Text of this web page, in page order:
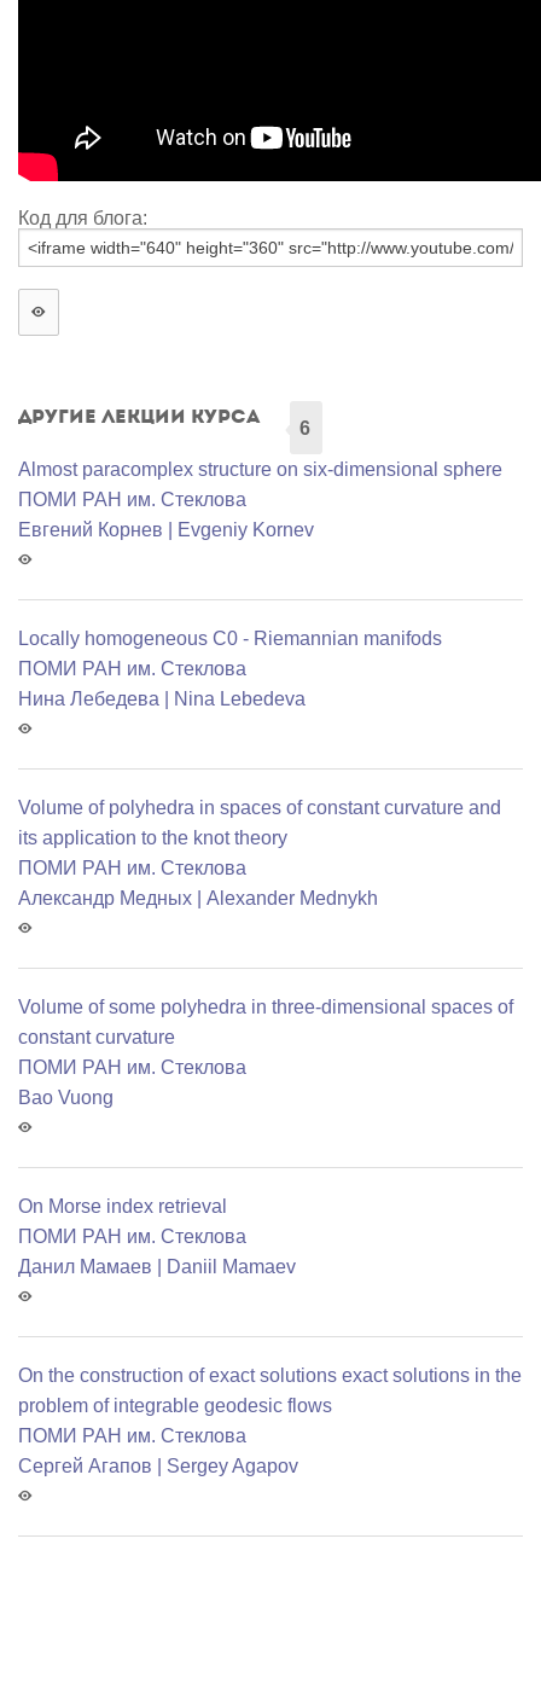
Код для блога:
Другие лекции курса
6
Almost paracomplex structure on six-dimensional sphere
ПОМИ РАН им. Стеклова
Евгений Корнев | Evgeniy Kornev
Locally homogeneous C0 - Riemannian manifods
ПОМИ РАН им. Стеклова
Нина Лебедева | Nina Lebedeva
Volume of polyhedra in spaces of constant curvature and
its application to the knot theory
ПОМИ РАН им. Стеклова
Александр Медных | Alexander Mednykh
Volume of some polyhedra in three-dimensional spaces of
constant curvature
ПОМИ РАН им. Стеклова
Bao Vuong
On Morse index retrieval
ПОМИ РАН им. Стеклова
Данил Мамаев | Daniil Mamaev
On the construction of exact solutions exact solutions in the
problem of integrable geodesic flows
ПОМИ РАН им. Стеклова
Сергей Агапов | Sergey Agapov